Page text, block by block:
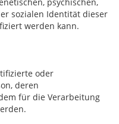
sozialen Identität dieser
werden kann.
oder
deren
für die Verarbeitung